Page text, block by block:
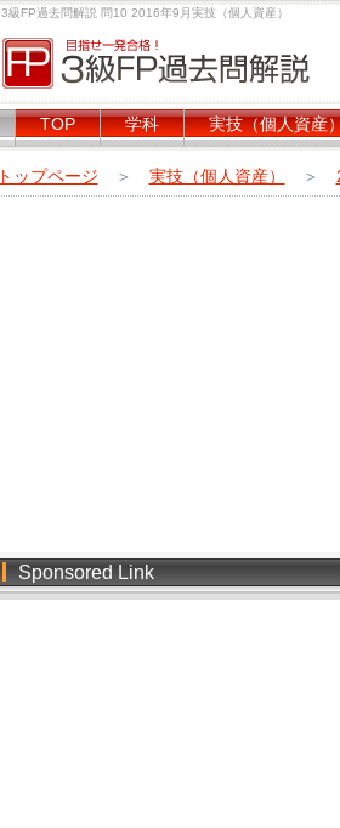
3級FP過去問解説 問10 2016年9月実技（個人資産）
TOP 学科 実技（個人資産
トップページ ＞ 実技（個人資産） ＞
Sponsored Link